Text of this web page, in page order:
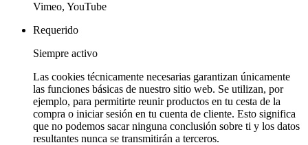
Vimeo, YouTube
Requerido
Siempre activo
Las cookies técnicamente necesarias garantizan únicamente
las funciones básicas de nuestro sitio web. Se utilizan, por
ejemplo, para permitirte reunir productos en tu cesta de la
compra o iniciar sesión en tu cuenta de cliente. Esto significa
que no podemos sacar ninguna conclusión sobre ti y los datos
resultantes nunca se transmitirán a terceros.